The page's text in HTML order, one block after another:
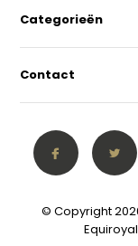
Categorieën
Contact
© Copyright